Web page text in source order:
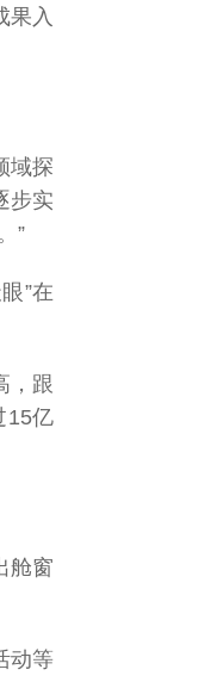
果入
域探
步实
”
”在
，跟
15亿
舱窗
动等